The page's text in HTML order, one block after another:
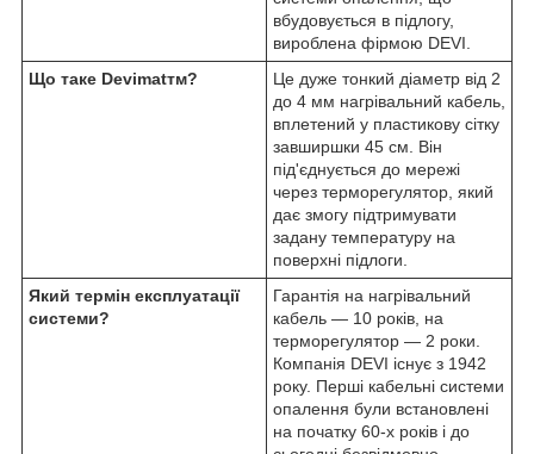
вбудовується в підлогу,
вироблена фірмою DEVI.
Що таке Devimatтм?
Це дуже тонкий діаметр від 2
до 4 мм нагрівальний кабель,
вплетений у пластикову сітку
завширшки 45 см. Він
під'єднується до мережі
через терморегулятор, який
дає змогу підтримувати
задану температуру на
поверхні підлоги.
Який термін експлуатації
системи?
Гарантія на нагрівальний
кабель — 10 років, на
терморегулятор — 2 роки.
Компанія DEVI існує з 1942
року. Перші кабельні системи
опалення були встановлені
на початку 60-х років і до